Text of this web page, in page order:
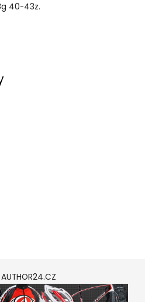
40-43z.